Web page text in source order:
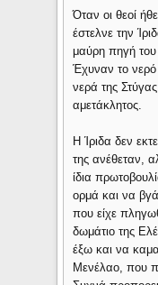
Όταν οι θεοί
έστελνε την
μαύρη πηγή του
Έχυναν το νερό
νερά της
αμετάκλητος.
Η Ίριδα δεν
της ανέθεταν,
ίδια
ορμά και να
που είχε
δωμάτιο της
έξω και να
Μενέλαο, που